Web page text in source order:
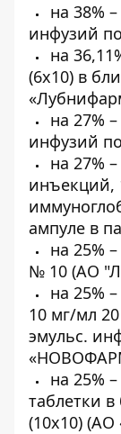
на 38%
инфузий
на
(6х10) в
на 27%
инфузий
на 27%
инъекций,
ампуле в
на 25%
№ 10 (АО
на 25%
10 мг/мл
эмульс.
на 25%
таблетки
(10х10)